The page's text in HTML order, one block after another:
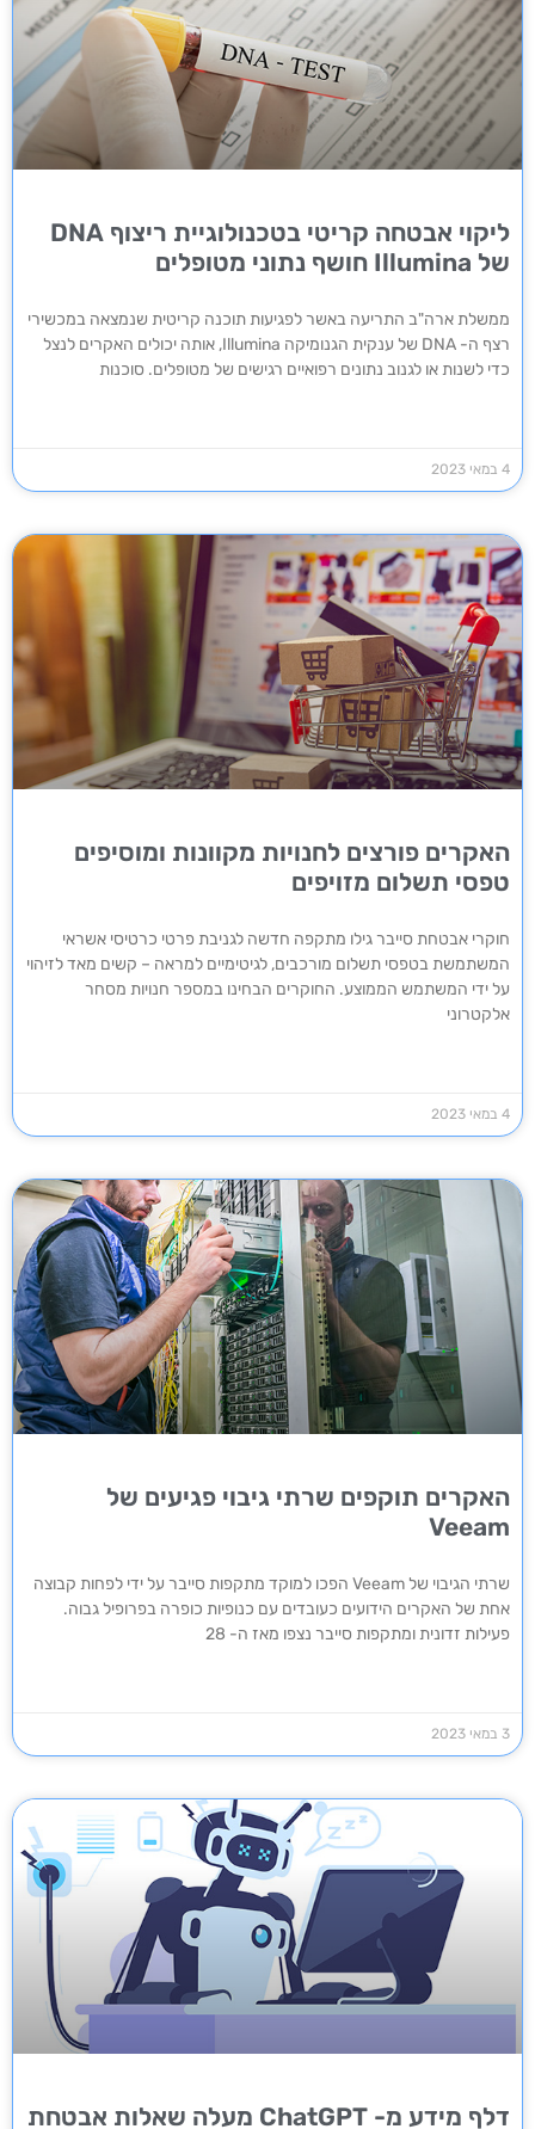
ליקוי אבטחה קריטי בטכנולוגיית ריצוף DNA
של Illumina חושף נתוני מטופלים
ממשלת ארה"ב התריעה באשר לפגיעות תוכנה קריטית שנמצאה במכשירי
רצף ה- DNA של ענקית הגנומיקה Illumina, אותה יכולים האקרים לנצל
כדי לשנות או לגנוב נתונים רפואיים רגישים של מטופלים. סוכנות
4 במאי 2023
האקרים פורצים לחנויות מקוונות ומוסיפים
טפסי תשלום מזויפים
חוקרי אבטחת סייבר גילו מתקפה חדשה לגניבת פרטי כרטיסי אשראי
המשתמשת בטפסי תשלום מורכבים, לגיטימיים למראה – קשים מאד לזיהוי
על ידי המשתמש הממוצע. החוקרים הבחינו במספר חנויות מסחר
אלקטרוני
4 במאי 2023
האקרים תוקפים שרתי גיבוי פגיעים של
Veeam
שרתי הגיבוי של Veeam הפכו למוקד מתקפות סייבר על ידי לפחות קבוצה
אחת של האקרים הידועים כעובדים עם כנופיות כופרה בפרופיל גבוה.
פעילות זדונית ומתקפות סייבר נצפו מאז ה- 28
3 במאי 2023
דלף מידע מ- ChatGPT מעלה שאלות אבטחת